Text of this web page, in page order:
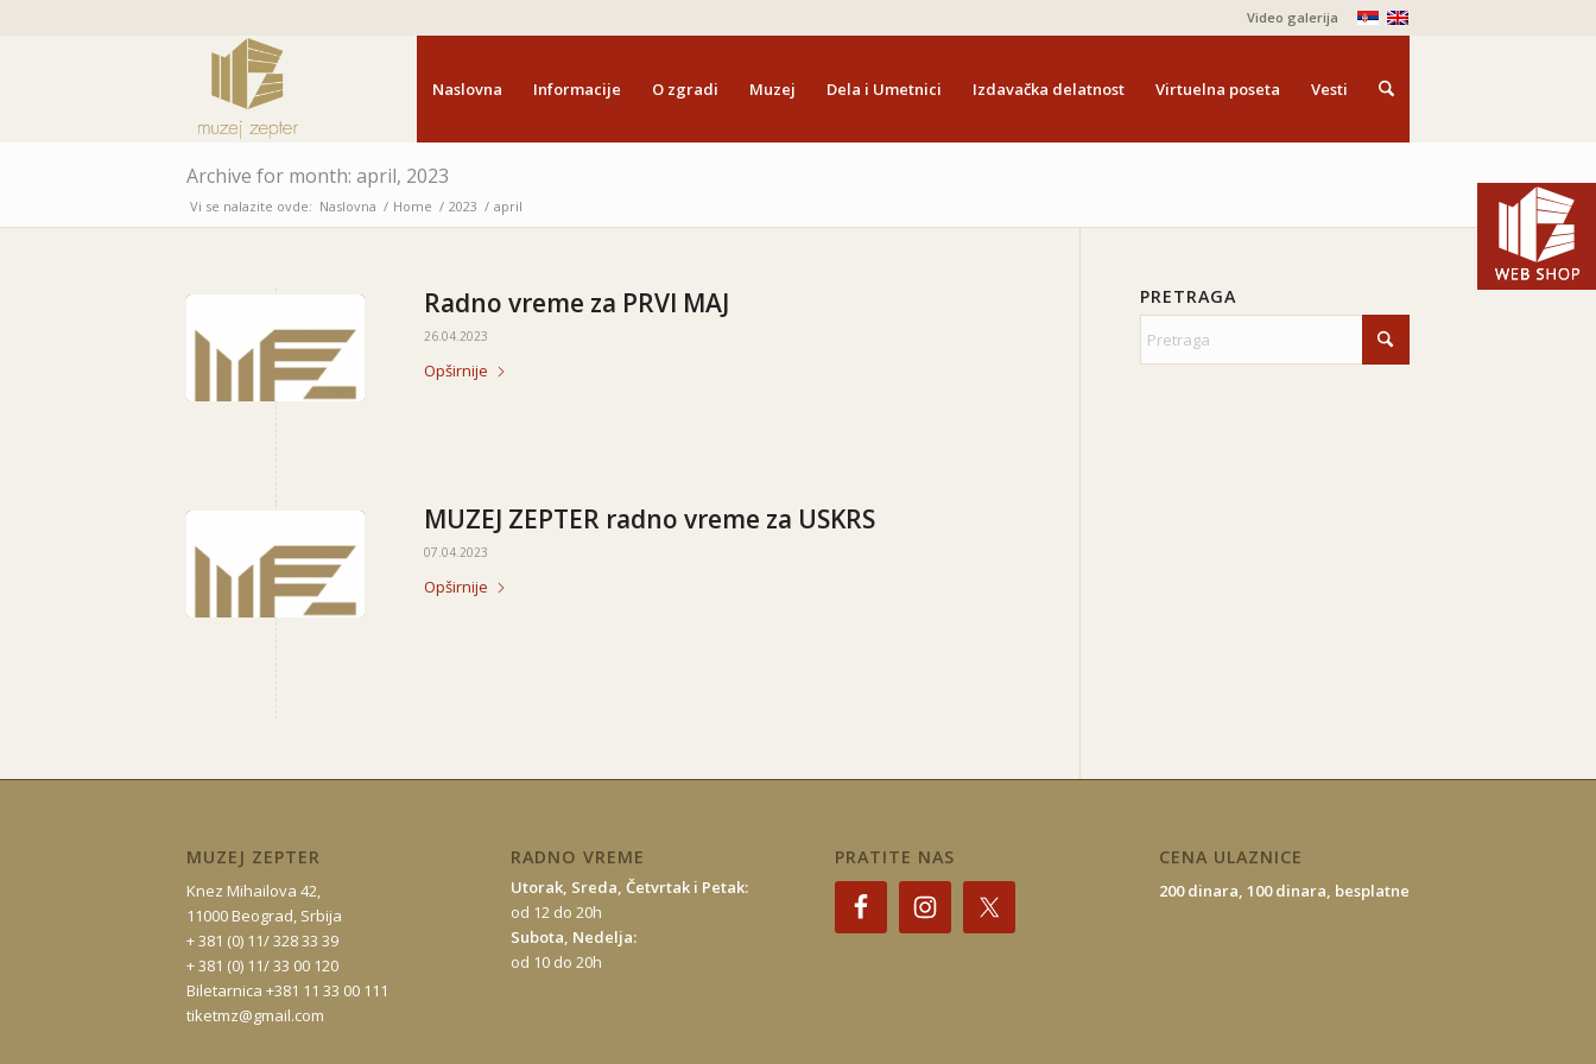
Video galerija
Naslovna Informacije O zgradi Muzej Dela i Umetnici Izdavačka delatnost Virtuelna poseta Vesti
Archive for month: april, 2023
Vi se nalazite ovde: Naslovna / Home / 2023 / april
Radno vreme za PRVI MAJ
26.04.2023
Opširnije
MUZEJ ZEPTER radno vreme za USKRS
07.04.2023
Opširnije
PRETRAGA
MUZEJ ZEPTER
Knez Mihailova 42,
11000 Beograd, Srbija
+ 381 (0) 11/ 328 33 39
+ 381 (0) 11/ 33 00 120
Biletarnica +381 11 33 00 111
tiketmz@gmail.com
RADNO VREME
Utorak, Sreda, Četvrtak i Petak:
od 12 do 20h
Subota, Nedelja:
od 10 do 20h
PRATITE NAS CENA ULAZNICE
200 dinara, 100 dinara, besplatne